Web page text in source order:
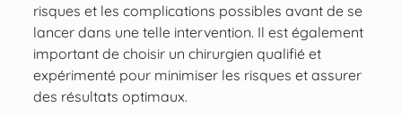
risques et les complications possibles avant de se
lancer dans une telle intervention. Il est également
important de choisir un chirurgien qualifié et
expérimenté pour minimiser les risques et assurer
des résultats optimaux.